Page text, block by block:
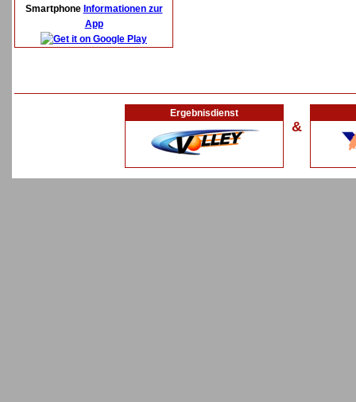
Smartphone Informationen zur
App
Ergebnisdienst
&